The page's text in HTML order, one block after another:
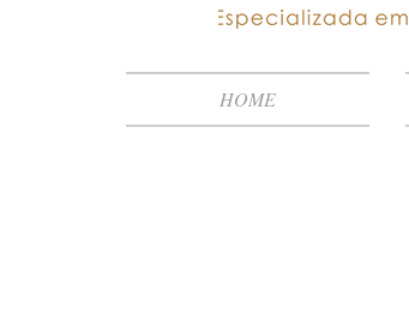
HOME